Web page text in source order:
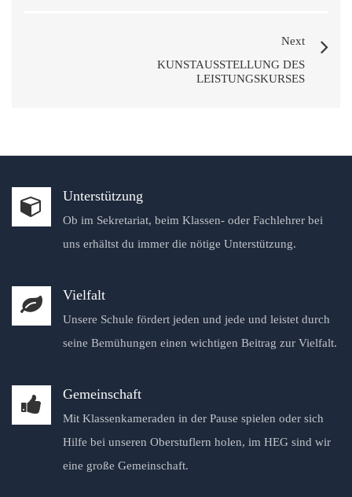
Next
KUNSTAUSSTELLUNG DES
LEISTUNGSKURSES
Unterstützung
Ob im Sekretariat, beim Klassen- oder Fachlehrer bei
uns erhältst du immer die nötige Unterstützung.
Vielfalt
Unsere Schule fördert jeden und jede und leistet durch
seine Bemühungen einen wichtigen Beitrag zur Vielfalt.
Gemeinschaft
Mit Klassenkameraden in der Pause spielen oder sich
Hilfe bei unseren Oberstuflern holen, im HEG sind wir
eine große Gemeinschaft.